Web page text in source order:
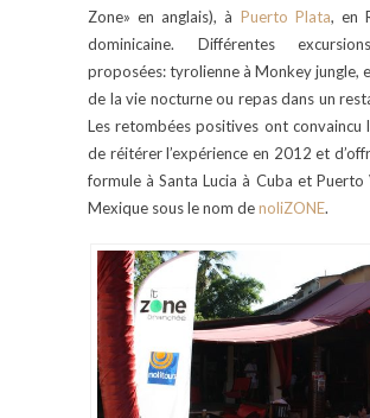
Zone» en anglais), à Puerto Plata, en
dominicaine. Différentes
proposées: tyrolienne à Monkey jungle,
de la vie nocturne ou repas dans un
Les retombées positives ont convaincu
de réitérer l’expérience en 2012 et
formule à Santa Lucia à Cuba et Puerto
Mexique sous le nom denoliZONE.